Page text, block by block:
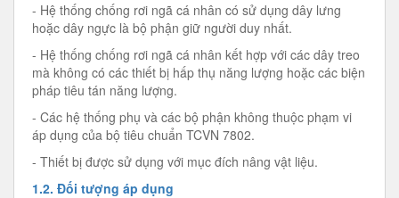
- Hệ thống chống rơi ngã cá nhân có sử dụng dây lưng
hoặc dây ngực là bộ phận giữ người duy nhất.
- Hệ thống chống rơi ngã cá nhân kết hợp với các dây treo
mà không có các thiết bị hấp thụ năng lượng hoặc các biện
pháp tiêu tán năng lượng.
- Các hệ thống phụ và các bộ phận không thuộc phạm vi
áp dụng của bộ tiêu chuẩn TCVN 7802.
- Thiết bị được sử dụng với mục đích nâng vật liệu.
1.2. Đối tượng áp dụng